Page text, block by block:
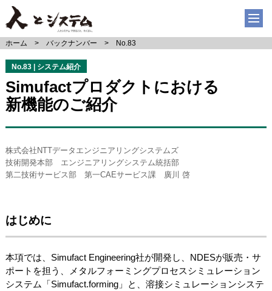
ホーム バックナンバー No.83
No.83 | システム紹介
Simufactプロダクトにおける
新機能のご紹介
株式会社NTTデータエンジニアリングシステムズ
技術開発本部 エンジニアリングシステム統括部
第二技術サービス部 第一CAEサービス課 廣川 啓
はじめに
本項では、Simufact Engineering社が開発し、NDESが販売・サ
ポートを担う、メタルフォーミングプロセスシミュレーション
システム「Simufact.forming」と、溶接シミュレーションシステ